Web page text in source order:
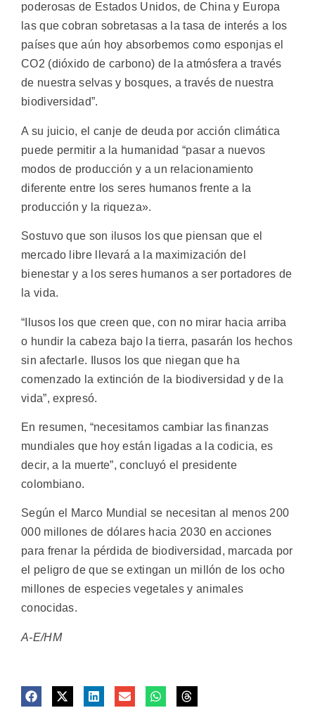
poderosas de Estados Unidos, de China y Europa
las que cobran sobretasas a la tasa de interés a los
países que aún hoy absorbemos como esponjas el
CO2 (dióxido de carbono) de la atmósfera a través
de nuestra selvas y bosques, a través de nuestra
biodiversidad”.
A su juicio, el canje de deuda por acción climática
puede permitir a la humanidad “pasar a nuevos
modos de producción y a un relacionamiento
diferente entre los seres humanos frente a la
producción y la riqueza».
Sostuvo que son ilusos los que piensan que el
mercado libre llevará a la maximización del
bienestar y a los seres humanos a ser portadores de
la vida.
“Ilusos los que creen que, con no mirar hacia arriba
o hundir la cabeza bajo la tierra, pasarán los hechos
sin afectarle. Ilusos los que niegan que ha
comenzado la extinción de la biodiversidad y de la
vida”, expresó.
En resumen, “necesitamos cambiar las finanzas
mundiales que hoy están ligadas a la codicia, es
decir, a la muerte”, concluyó el presidente
colombiano.
Según el Marco Mundial se necesitan al menos 200
000 millones de dólares hacia 2030 en acciones
para frenar la pérdida de biodiversidad, marcada por
el peligro de que se extingan un millón de los ocho
millones de especies vegetales y animales
conocidas.
A-E/HM